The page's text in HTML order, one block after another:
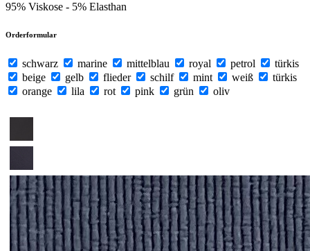
95% Viskose - 5% Elasthan
Orderformular
schwarz marine mittelblau royal petrol
türkis
beige
gelb flieder schilf mint weiß
türkis
orange
lila rot pink grün oliv